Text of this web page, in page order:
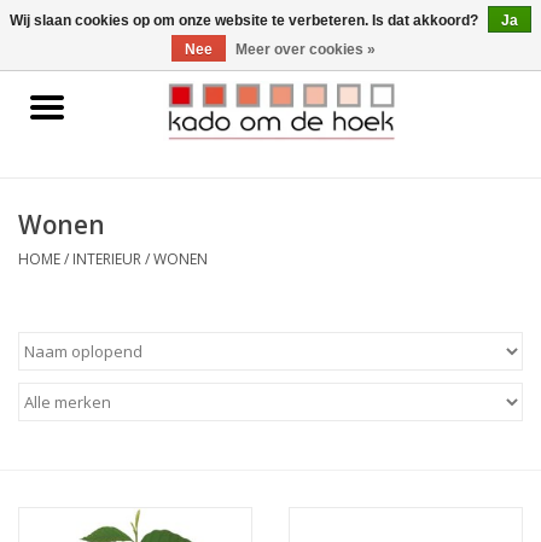
0 Artikelen - €0,00
Home
Gadgets
Wonen
HOME/ INTERIEUR/WONEN
Wij slaan cookies op om onze website te verbeteren. Is dat akkoord?
Ja
Nee
Meer over cookies »